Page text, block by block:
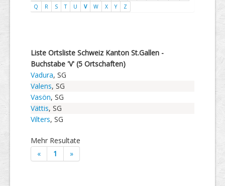
Q
R S T U V W X Y Z
Liste Ortsliste Schweiz Kanton St.Gallen -
Buchstabe 'V' (5 Ortschaften)
Vadura, SG
Valens, SG
Vasön, SG
Vättis, SG
Vilters, SG
Mehr Resultate
«
1 »